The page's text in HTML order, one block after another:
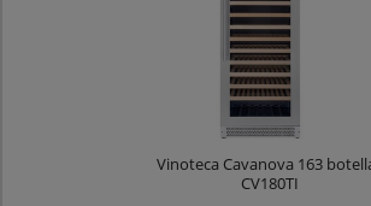
Vinoteca Cavanova 163
CV180TI